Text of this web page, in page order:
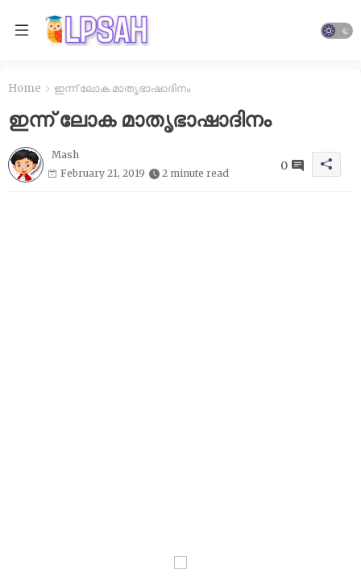
Home ഇന്ന്‌ ലോക മാതൃഭാഷാദിനം
ഇന്ന്‌ ലോക മാതൃഭാഷാദിനം
Mash
February 21, 2019
2 minute read
0